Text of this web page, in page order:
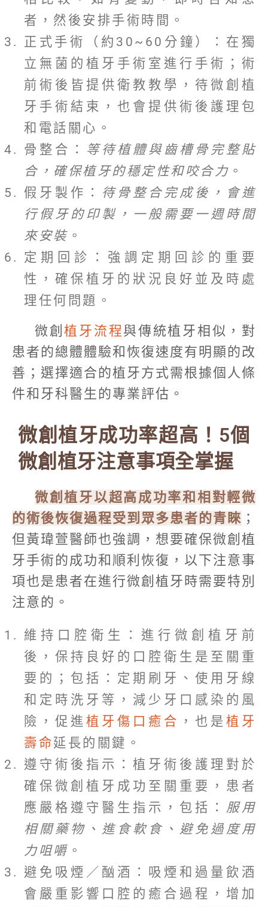
者，然後安排手術時間。
正式手術（約30~60分鐘）：在獨
立無菌的植牙手術室進行手術；術
前術後皆提供衛教教學，待微創植
牙手術結束，也會提供術後護理包
和電話關心。
骨整合： 等待植體與齒槽骨完整貼
合，確保植牙的穩定性和咬合力 。
假牙製作： 待骨整合完成後，會進
行假牙的印製，一般需要一週時間
來安裝 。
定期回診：強調定期回診的重要
性，確保植牙的狀況良好並及時處
理任何問題。
微創植牙流程 與傳統植牙相似，對
患者的總體體驗和恢復速度有明顯的改
善；選擇適合的植牙方式需根據個人條
件和牙科醫生的專業評估。
微創植牙成功率超高！5個
微創植牙注意事項全掌握
微創植牙以超高成功率和相對輕微
的術後恢復過程受到眾多患者的青睞 ；
但黃瑋萱醫師也強調，想要確保微創植
牙手術的成功和順利恢復，以下注意事
項也是患者在進行微創植牙時需要特別
注意的。
維持口腔衛生：進行微創植牙前
後，保持良好的口腔衛生是至關重
要的；包括：定期刷牙、使用牙線
和定時洗牙等，減少牙口感染的風
險，促進 植牙傷口癒合 ，也是 植牙
壽命延長的關鍵。
遵守術後指示：植牙術後護理對於
確保微創植牙成功至關重要，患者
應嚴格遵守醫生指示，包括： 服用
相關藥物、進食軟食、避免過度用
力咀嚼 。
避免吸煙／酗酒：吸煙和過量飲酒
會嚴重影響口腔的癒合過程，增加